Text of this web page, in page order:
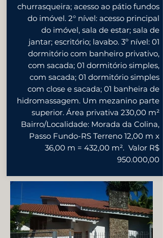
churrasqueira; acesso ao pátio fundos
do imóvel. 2° nível: acesso principal
do imóvel, sala de estar; sala de
jantar; escritório; lavabo. 3º nível: 01
dormitório com banheiro privativo,
com sacada; 01 dormitório simples,
com sacada; 01 dormitório simples
com close e sacada; 01 banheira de
hidromassagem. Um mezanino parte
superior. Área privativa 230,00 m²
Bairro/Localidade: Morada da Colina,
Passo Fundo-RS Terreno 12,00 m x
36,00 m = 432,00 m². Valor R$
950.000,00